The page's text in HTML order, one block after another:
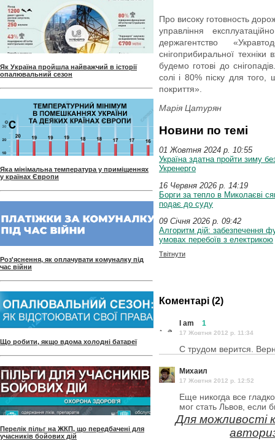
Як Україна пройшла найважчий в історії
опалювальний сезон
Яка мінімальна температура у приміщеннях
у країнах Європи
Роз'яснення, як оплачувати комуналку під
час війни
Що робити, якщо вдома холодні батареї
Перелік пільг на ЖКП, що передбачені для
учасників бойових дій
Про високу готовность
управління
держагентство
снігоприбиральної
будемо готові до
солі і 80% піску для
покриття».
Марія Цатурян
Новини по темі
01 Жовтня 2024 p. 10:55
Україна здатна пройти зиму
Укренерго
16 Червня 2026 p. 14:19
Борги за тепло в Миколаєві
подає до суду
09 Січня 2026 p. 09:42
Алгоритм дій: забезпечення
умовах перебоїв з електрикою
Твітнути
Коментарі (2)
I am 1
17 Жовтня 2012 p. 11:34
С трудом верится.
Михаил
17 Жовтня 2012 p. 12:52
Еще никогда все
мог стать Львов, если
Для можливості